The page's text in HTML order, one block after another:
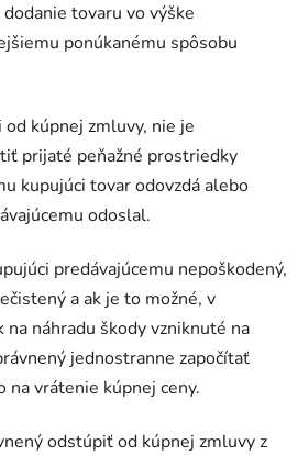
tovaru vo výške
ponúkanému spôsobu
kúpnej zmluvy, nie je
prijaté peňažné prostriedky
kupujúci tovar odovzdá alebo
odoslal.
predávajúcemu nepoškodený,
a ak je to možné, v
náhradu škody vzniknuté na
jednostranne započítať
na vrátenie kúpnej ceny.
odstúpiť od kúpnej zmluvy z